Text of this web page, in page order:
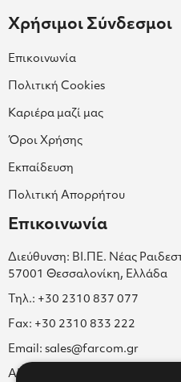
Χρήσιμοι Σύνδεσμοι
Επικοινωνία
Πολιτική Cookies
Καριέρα μαζί μας
Όροι Χρήσης
Εκπαίδευση
Πολιτική Απορρήτου
Επικοινωνία
Διεύθυνση: ΒΙ.ΠΕ. Νέας
57001 Θεσσαλονίκη, Ελλάδα
Τηλ.: +30 2310 837 077
Fax: +30 2310 833 222
Email: sales@farcom.gr
ΑΡ.Γ.Ε.ΜΗ. 038365205000